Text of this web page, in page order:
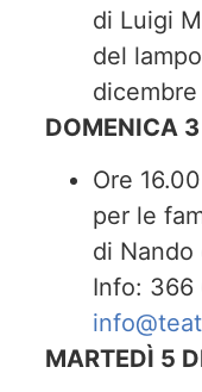
di Luigi
del
dicembre
DOMENICA
Ore
per le
di Nando
Info: 366
MARTEDÌ 5